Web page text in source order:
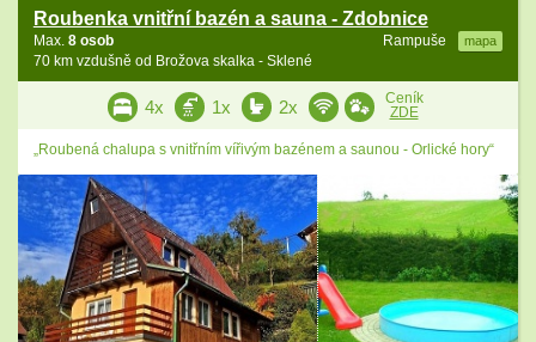
Roubenka vnitřní bazén a sauna - Zdobnice
Rampuše mapa
Max. 8 osob
70 km vzdušně od Brožova skalka - Sklené
4x 1x 2x
Ceník
ZDE
„Roubená chalupa s vnitřním vířivým bazénem a saunou - Orlické hory“